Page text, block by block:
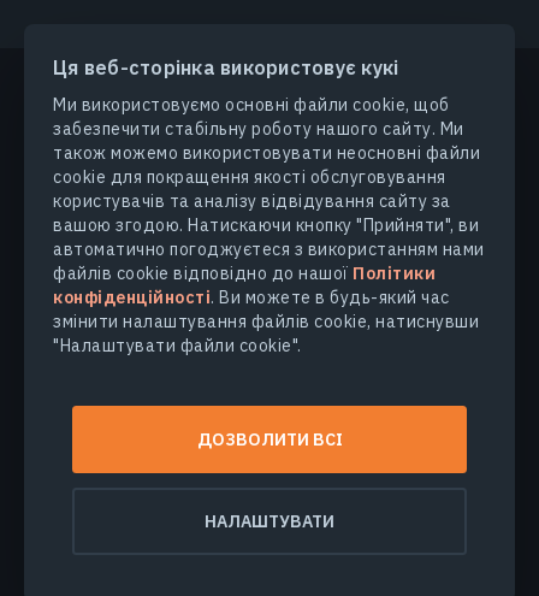
Ця веб-сторінка використовує кукі
Ми використовуємо основні файли cookie, щоб
забезпечити стабільну роботу нашого сайту. Ми
також можемо використовувати неосновні файли
cookie для покращення якості обслуговування
користувачів та аналізу відвідування сайту за
вашою згодою. Натискаючи кнопку "Прийняти", ви
автоматично погоджуєтеся з використанням нами
файлів cookie відповідно до нашої Політики
конфіденційності. Ви можете в будь-який час
змінити налаштування файлів cookie, натиснувши
"Налаштувати файли cookie".
ДОЗВОЛИТИ ВСІ
НАЛАШТУВАТИ
ПРОДУКТИ ТА РІШЕННЯ
ГАЛУЗІ
КОМПАНІЯ
ДІЗНАТИСЯ БІЛЬШЕ
Всі права захищені.
Не продавайте мої персональні дані